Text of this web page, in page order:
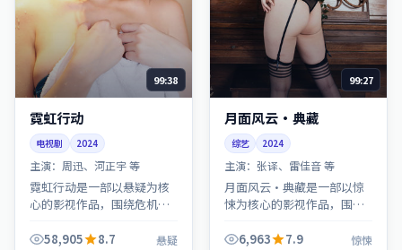
99:38
霓虹行动
电视剧 2024
主演： 周迅、河正宇 等
霓虹行动是一部以悬疑为核
心的影视作品，围绕危机、
节奏紧凑，值得推荐观看。
58,905 8.7 悬疑
99:27
月面风云·典藏
综艺 2024
主演：张译、雷佳音 等
月面风云·典藏是一部以惊
悚为核心的影视作品，围绕
开，整体节奏紧凑，值得推
6,963 7.9 惊悚